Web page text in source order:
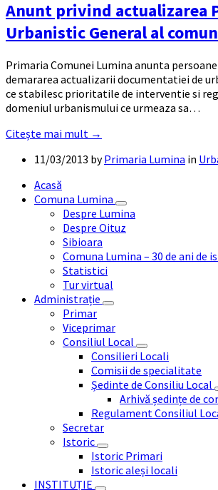
Anunt privind actualizarea
Urbanistic General al
Primaria Comunei Lumina anunta
demararea actualizarii documentatiei de
ce stabilesc prioritatile de interventie si
domeniul urbanismului ce urmeaza sa…
Citește mai mult →
11/03/2013 byPrimaria Lumina in
Acasă
Comuna Lumina
Despre Lumina
Despre Oituz
Sibioara
Comuna Lumina – 30 de ani de
Statistici
Tur virtual
Administrație
Primar
Viceprimar
Consiliul Local
Consilieri Locali
Comisii de specialitate
Ședinte de Consiliu Local
Arhivă ședințe de
Regulament Consiliul
Secretar
Istoric
Istoric Primari
Istoric aleși locali
INSTITUȚIE